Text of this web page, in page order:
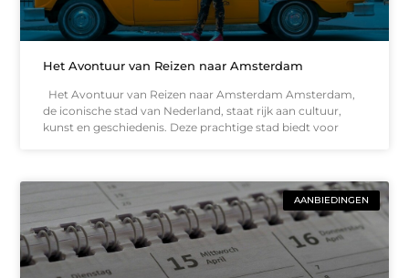
Het Avontuur van Reizen naar Amsterdam
Het Avontuur van Reizen naar Amsterdam Amsterdam,
de iconische stad van Nederland, staat rijk aan cultuur,
kunst en geschiedenis. Deze prachtige stad biedt voor
AANBIEDINGEN